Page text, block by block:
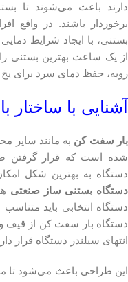
دارند باعث می‌شوند تا
برخوردار باشند. در واقع
بستنی، با ایجاد شرایط
از یک ساعت بهترین بستنی
رویه، حفظ دمای سرد برای
آشنایی با
بار سفت کن به مانند سایر
شده است که قرار گرفتن
دستگاه به بهترین شکل
دستگاه بستنی ساز صنعتی
دستگاه انتخابی باید
دستگاه بار سفت کن از قیف
انتهای سیلندر دستگاه قرار
این طراحی باعث می‌شود تا